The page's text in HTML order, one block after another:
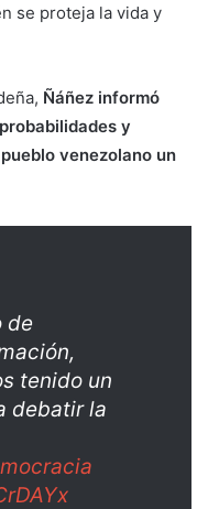
se proteja la vida y
Ñáñez informó
y
venezolano un
de
tenido un
debatir la